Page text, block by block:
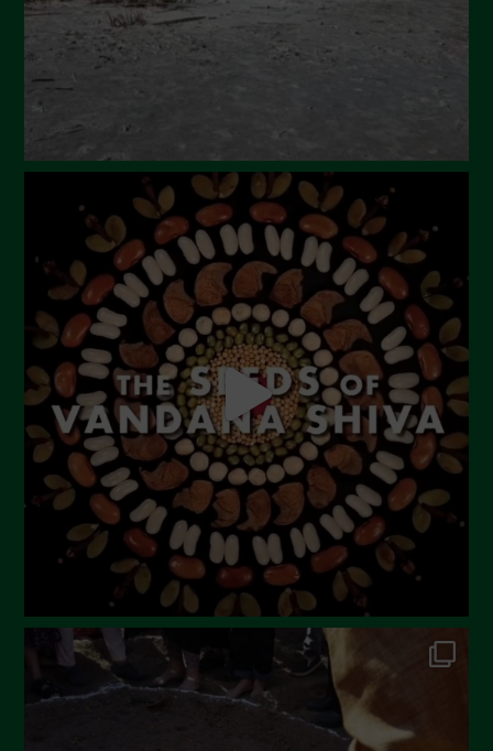
Marzo 2024
Febbraio 2024
Ottobre 2023
Settembre 2023
Agosto 2023
Luglio 2023
Giugno 2023
Maggio 2023
Aprile 2023
Marzo 2023
Febbraio 2023
Dicembre 2022
Novembre 2022
Ottobre 2022
Settembre 2022